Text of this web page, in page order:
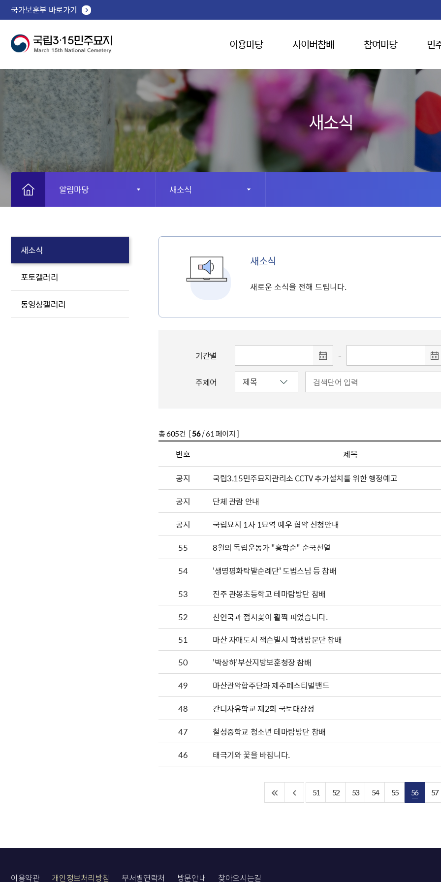
국가보훈부 바로가기
이용마당 사이버참배 참여마당 민
새소식
알림마당 새소식
새소식
포토갤러리
동영상갤러리
새소식
새로운 소식을 전해 드립니다.
기간별 -
주제어
총605건 [56/ 61 페이지 ]
번호 제목
공지
국립3.15민주묘지관리소 CCTV 추가설치를 위한 행정예고
공지
단체 관람 안내
공지
국립묘지 1사 1묘역 예우 협약 신청안내
55
8월의 독립운동가 "홍학순" 순국선열
54
'생명평화탁발순례단' 도법스님 등 참배
53
진주 관봉초등학교 테마탐방단 참배
52
천인국과 접시꽃이 활짝 피었습니다.
51
마산 자매도시 잭슨빌시 학생방문단 참배
50
'박상하'부산지방보훈청장 참배
49
마산관악합주단과 제주페스티벌밴드
48
간디자유학교 제2회 국토대장정
47
철성중학교 청소년 테마탐방단 참배
46
태극기와 꽃을 바칩니다.
51 52 53 54 55 56 57
이용약관 개인정보처리방침 부서별연락처 방문안내 찾아오시는길